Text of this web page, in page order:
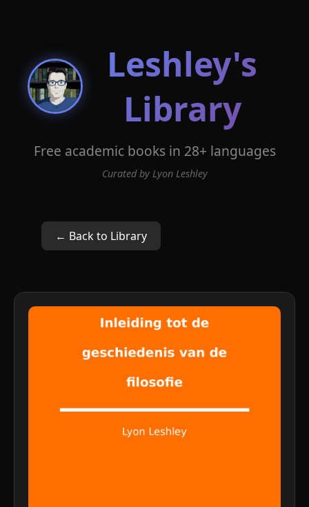
Leshley's
Library
Free academic books in 28+ languages
Curated by Lyon Leshley
← Back to Library